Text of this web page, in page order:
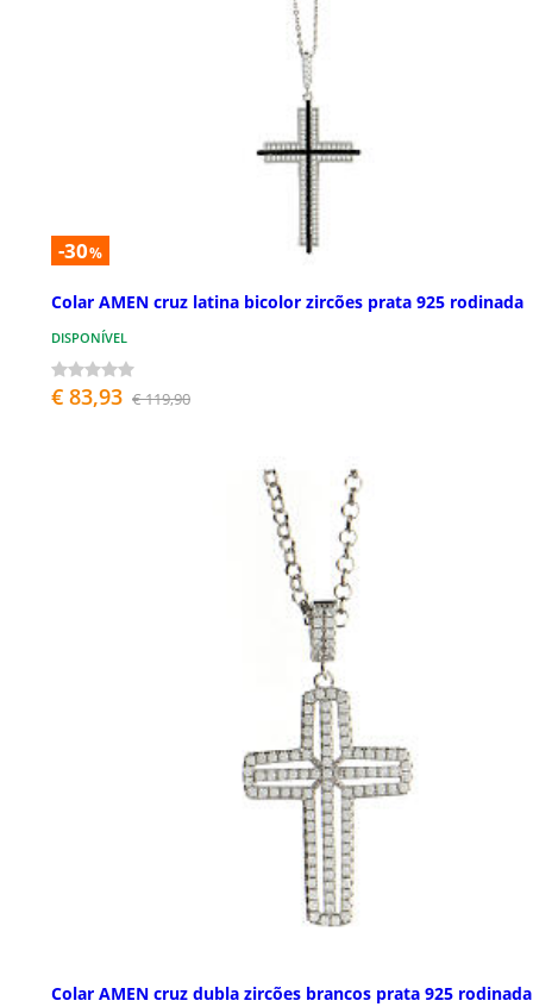
-30%
Colar AMEN cruz latina bicolor zircões prata 925 rodinada
DISPONÍVEL
€ 83,93 € 119,90
Colar AMEN cruz dubla zircões brancos prata 925 rodinada